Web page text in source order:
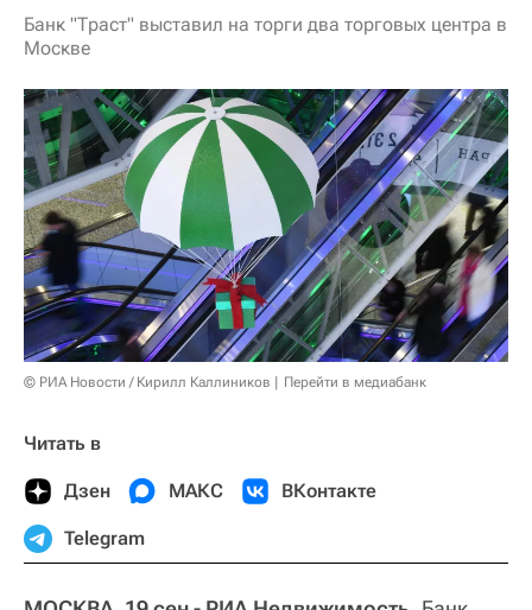
Банк "Траст" выставил на торги два торговых центра в
Москве
© РИА Новости / Кирилл Каллиников Перейти в медиабанк
Читать в
Дзен МАКС ВКонтакте
Telegram